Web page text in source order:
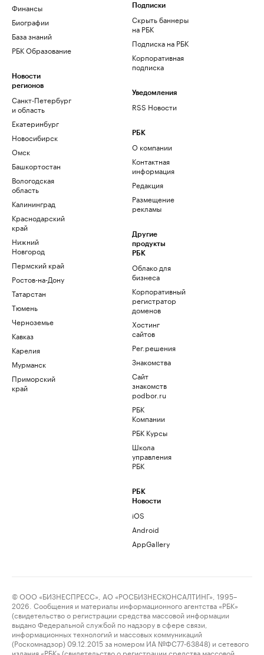
Финансы
Биографии
База знаний
РБК Образование
Новости
регионов
Санкт-Петербург
и область
Екатеринбург
Новосибирск
Омск
Башкортостан
Вологодская
область
Калининград
Краснодарский
край
Нижний
Новгород
Пермский край
Ростов-на-Дону
Татарстан
Тюмень
Черноземье
Кавказ
Карелия
Мурманск
Приморский
край
Подписки
Скрыть баннеры
на РБК
Подписка на РБК
Корпоративная
подписка
Уведомления
RSS Новости
РБК
О компании
Контактная
информация
Редакция
Размещение
рекламы
Другие
продукты
РБК
Облако для
бизнеса
Корпоративный
регистратор
доменов
Хостинг
сайтов
Рег.решения
Знакомства
Сайт
знакомств
podbor.ru
РБК
Компании
РБК Курсы
Школа
управления
РБК
РБК
Новости
iOS
Android
AppGallery
© ООО «БИЗНЕСПРЕСС», АО «РОСБИЗНЕСКОНСАЛТИНГ», 1995–
2026. Сообщения и материалы информационного агентства «РБК»
(свидетельство о регистрации средства массовой информации
выдано Федеральной службой по надзору в сфере связи,
информационных технологий и массовых коммуникаций
(Роскомнадзор) 09.12.2015 за номером ИА №ФС77-63848) и сетевого
издания «РБК» (свидетельство о регистрации средства массовой